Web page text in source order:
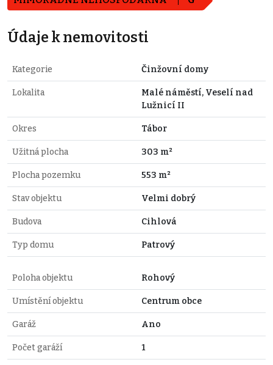
Údaje k nemovitosti
Kategorie Činžovní domy
Lokalita
Malé náměstí, Veselí nad
Lužnicí II
Okres Tábor
Užitná plocha 303 m²
Plocha pozemku 553 m²
Stav objektu Velmi dobrý
Budova Cihlová
Typ domu Patrový
Poloha objektu Rohový
Umístění objektu Centrum obce
Garáž Ano
Počet garáží 1